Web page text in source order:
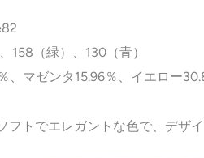
158（緑）、130（青）
、マゼンタ15.96％、イエロー
フトでエレガントな色で、デザ